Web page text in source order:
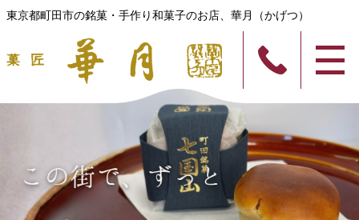
東京都町田市の銘菓・手作り和菓子のお店、華月（かげつ）